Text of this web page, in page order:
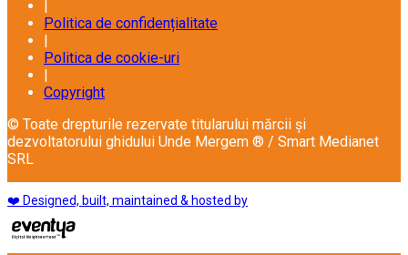
Politica de confidențialitate
Politica de cookie-uri
Copyright
© Toate drepturile rezervate titularului mărcii și
dezvoltatorului ghidului Unde Mergem ® / Smart Medianet
SRL
❤️ Designed, built, maintained & hosted by